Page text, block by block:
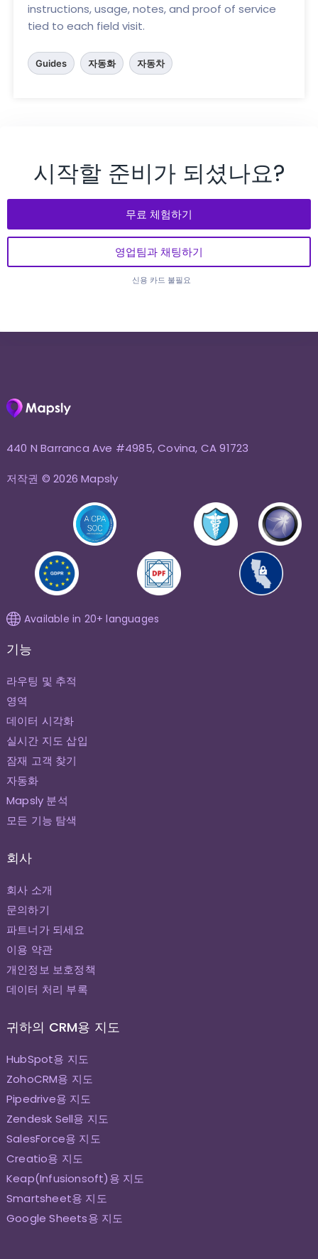
instructions, usage, notes, and proof of service
tied to each field visit.
Guides 자동화 자동차
시작할 준비가 되셨나요?
무료 체험하기
영업팀과 채팅하기
신용 카드 불필요
440 N Barranca Ave #4985, Covina, CA 91723
저작권 © 2026 Mapsly
Available in 20+ languages
기능
라우팅 및 추적
영역
데이터 시각화
실시간 지도 삽입
잠재 고객 찾기
자동화
Mapsly 분석
모든 기능 탐색
회사
회사 소개
문의하기
파트너가 되세요
이용 약관
개인정보 보호정책
데이터 처리 부록
귀하의 CRM용 지도
HubSpot용 지도
ZohoCRM용 지도
Pipedrive용 지도
Zendesk Sell용 지도
SalesForce용 지도
Creatio용 지도
Keap(Infusionsoft)용 지도
Smartsheet용 지도
Google Sheets용 지도